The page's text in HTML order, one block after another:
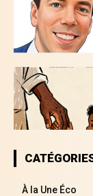
À la Une Éco